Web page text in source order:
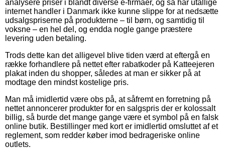
analysere priser i blandt diverse e-firmaer, og så har utallige
internet handler i Danmark ikke kunne slippe for at nedsætte
udsalgspriserne på produkterne – til børn, og samtidig til
voksne – en hel del, og endda nogle gange præstere
levering uden betaling.
Trods dette kan det alligevel blive tiden værd at eftergå en
række forhandlere på nettet efter rabatkoder på Katteejeren
plakat inden du shopper, således at man er sikker på at
modtage den mindst kostelige pris.
Man må imidlertid være obs på, at såfremt en forretning på
nettet annoncerer produkter for en salgspris der er kolossalt
billig, så burde det mange gange være et symbol på en falsk
online butik. Bestillinger med kort er imidlertid omsluttet af et
reglement, som redder køber imod bedrageriske online
outlets.